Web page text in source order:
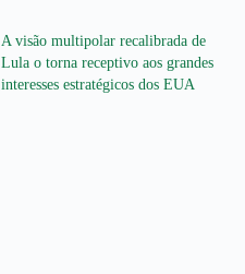
A visão multipolar recalibrada de
Lula o torna receptivo aos grandes
interesses estratégicos dos EUA